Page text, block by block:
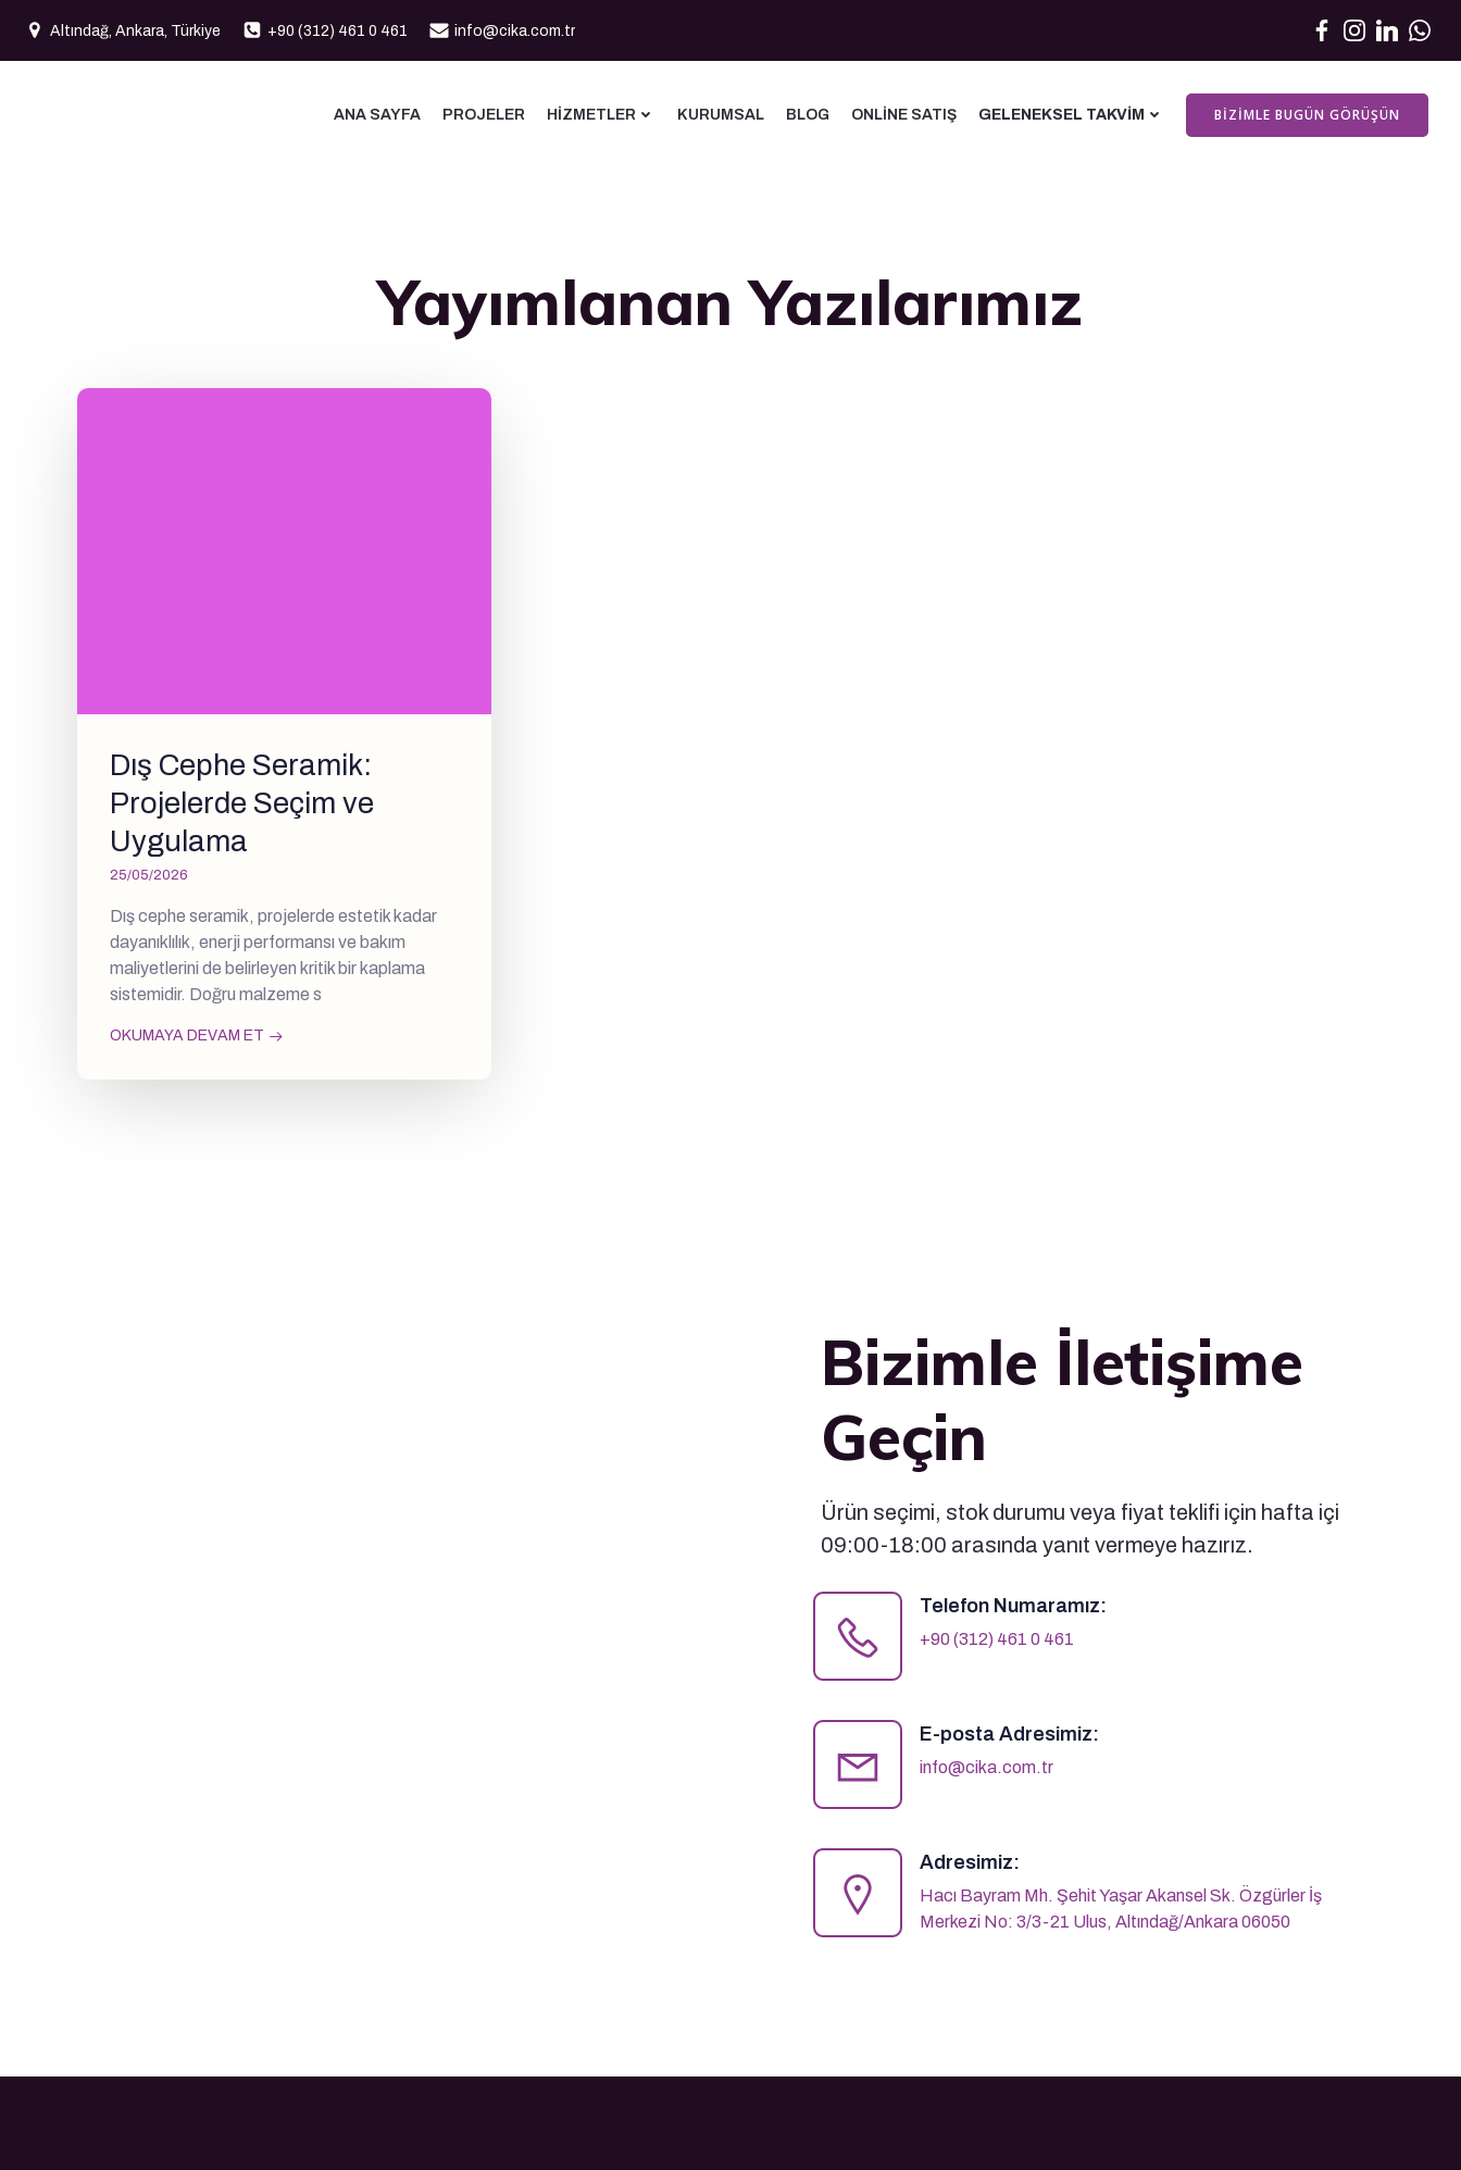
Altındağ, Ankara, Türkiye +90 (312) 461 0 461 info@cika.com.tr
ANA SAYFA PROJELER HIZMETLER KURUMSAL BLOG ONLINE SATIŞ GELENEKSEL TAKVIM BIZIMLE BUGÜN GÖRÜŞÜN
Yayımlanan Yazılarımız
Dış Cephe Seramik:
Projelerde Seçim ve
Uygulama
25/05/2026
Dış cephe seramik, projelerde estetik kadar
dayanıklılık, enerji performansı ve bakım
maliyetlerini de belirleyen kritik bir kaplama
sistemidir. Doğru malzeme s
OKUMAYA DEVAM ET
Bizimle İletişime
Geçin
Ürün seçimi, stok durumu veya fiyat teklifi için hafta içi
09:00-18:00 arasında yanıt vermeye hazırız.
Telefon Numaramız:
+90 (312) 461 0 461
E-posta Adresimiz:
info@cika.com.tr
Adresimiz:
Hacı Bayram Mh. Şehit Yaşar Akansel Sk. Özgürler İş
Merkezi No: 3/3-21 Ulus, Altındağ/Ankara 06050